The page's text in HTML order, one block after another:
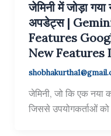
जेमिनी में जोड़ा
अपडेट्स |
Features
New Features
जेमिनी, जो कि एक नया
जिससे उपयोगकर्ताओं